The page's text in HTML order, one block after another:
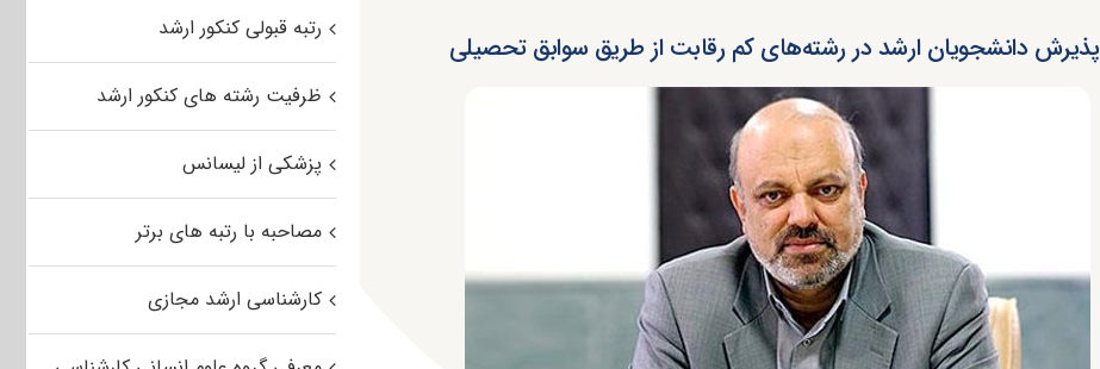
پذیرش دانشجویان ارشد در رشته‌های کم رقابت از طریق سوابق تحصیلی
رتبه قبولی کنکور ارشد
ظرفیت رشته های کنکور ارشد
پزشکی از لیسانس
مصاحبه با رتبه های برتر
کارشناسی ارشد مجازی